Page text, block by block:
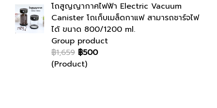
โถสูญญากาศไฟฟ้า Electric Vacuum
Canister โถเก็บเมล็ดกาแฟ สามารถชาร์จไฟ
ได้ ขนาด 800/1200 ml.
Group product
฿1,659 ฿500
(Product)